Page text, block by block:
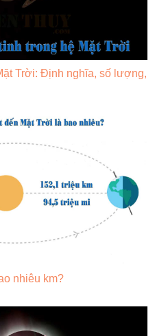
Trời: Định nghĩa, số lượng,
nhiêu km?